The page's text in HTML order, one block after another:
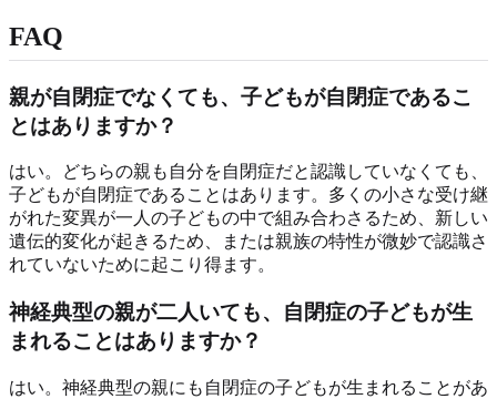
FAQ
親が自閉症でなくても、子どもが自閉症であるこ
とはありますか？
はい。どちらの親も自分を自閉症だと認識していなくても、
子どもが自閉症であることはあります。多くの小さな受け継
がれた変異が一人の子どもの中で組み合わさるため、新しい
遺伝的変化が起きるため、または親族の特性が微妙で認識さ
れていないために起こり得ます。
神経典型の親が二人いても、自閉症の子どもが生
まれることはありますか？
はい。神経典型の親にも自閉症の子どもが生まれることがあ